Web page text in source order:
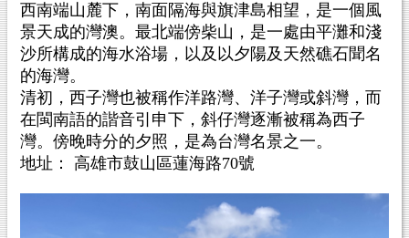
西南端山麓下，南面隔海與旗津島相望，是一個風
景天成的灣澳。最北端傍柴山，是一處由平灘和淺
沙所構成的海水浴場，以及以夕陽及天然礁石聞名
的海灣。
清初，西子灣也被稱作洋路灣、洋子灣或斜灣，而
在閩南語的諧音引申下，斜仔灣逐漸被稱為西子
灣。傍晚時分的夕照，是為台灣名景之一。
地址： 高雄市鼓山區蓮海路70號